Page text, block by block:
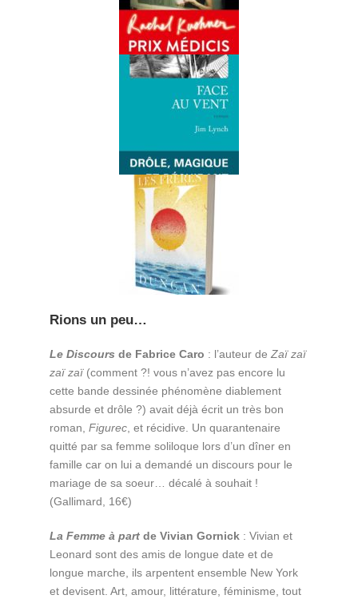
Rions un peu…
Le Discours de Fabrice Caro : l’auteur deZaï zaï
zaï zaï(comment ?! vous n’avez pas encore lu
cette bande dessinée phénomène diablement
absurde et drôle ?) avait déjà écrit un très bon
roman,Figurec, et récidive. Un quarantenaire
quitté par sa femme soliloque lors d’un dîner en
famille car on lui a demandé un discours pour le
mariage de sa soeur… décalé à souhait !
(Gallimard, 16€)
La Femme à part de Vivian Gornick : Vivian et
Leonard sont des amis de longue date et de
longue marche, ils arpentent ensemble New York
et devisent. Art, amour, littérature, féminisme, tout